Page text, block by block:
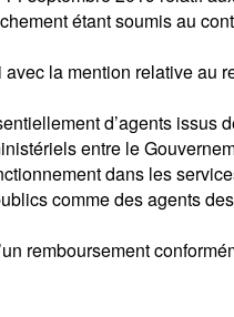
étant soumis au
la mention relative au
d’agents
entre le
dans les
comme des agents
remboursement